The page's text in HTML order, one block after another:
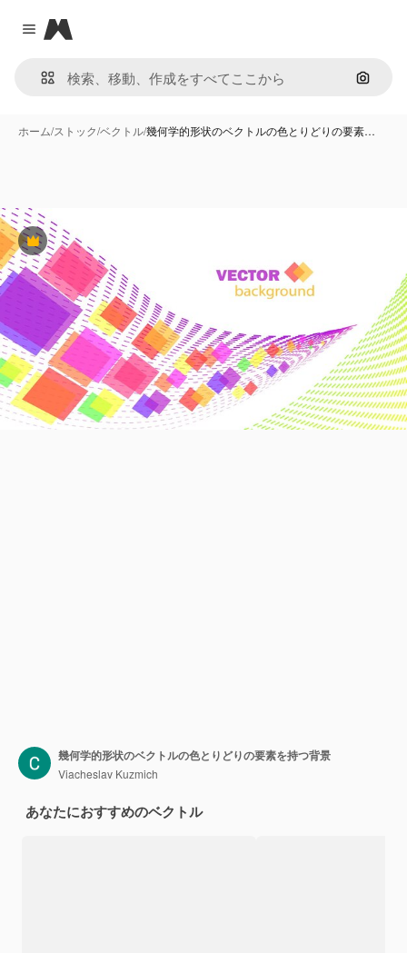
Close menu
Magnific
画像で
ホーム/ストック/ベクトル/幾何学的形状のベクトルの色とりどりの要素…
Premium
幾何学的形状のベクトルの色とりどりの要素を持つ背景
Viacheslav Kuzmich
あなたにおすすめのベクトル